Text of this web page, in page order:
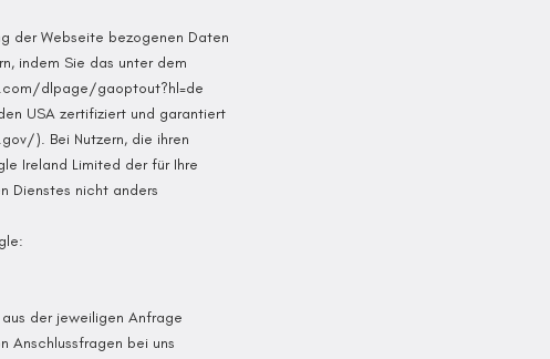
der Webseite bezogenen Daten
indem Sie das unter dem
dlpage/gaoptout?hl=de
USA zertifiziert und garantiert
). Bei Nutzern, die ihren
Ireland Limited der für Ihre
Dienstes nicht anders
der jeweiligen Anfrage
Anschlussfragen bei uns